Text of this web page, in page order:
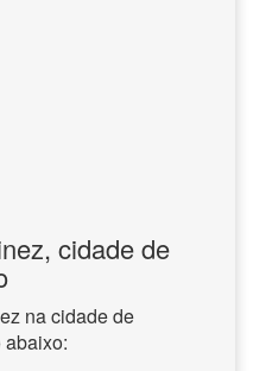
cidade de
na cidade de